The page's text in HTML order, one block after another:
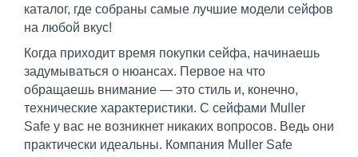
каталог, где собраны самые лучшие модели сейфов
на любой вкус!
Когда приходит время покупки сейфа, начинаешь
задумываться о нюансах. Первое на что
обращаешь внимание — это стиль и, конечно,
технические характеристики. С сейфами Muller
Safe у вас не возникнет никаких вопросов. Ведь они
практически идеальны. Компания Muller Safe